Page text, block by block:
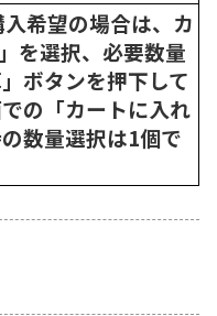
希望の場合は、カ
を選択、必要数量
ボタンを押下して
の「カートに入れ
数量選択は1個で